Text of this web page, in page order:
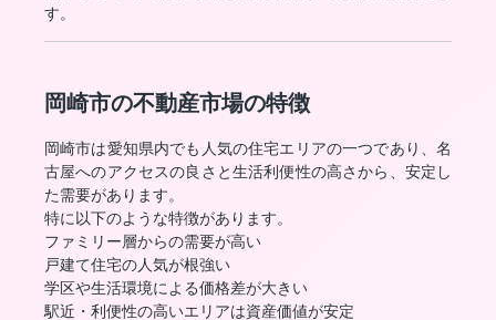
す。
岡崎市の不動産市場の特徴
岡崎市は愛知県内でも人気の住宅エリアの一つであり、名
古屋へのアクセスの良さと生活利便性の高さから、安定し
た需要があります。
特に以下のような特徴があります。
ファミリー層からの需要が高い
戸建て住宅の人気が根強い
学区や生活環境による価格差が大きい
駅近・利便性の高いエリアは資産価値が安定